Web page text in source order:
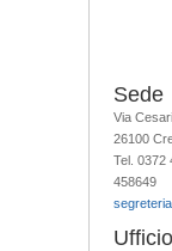
Sede
Via
26100
Tel. 0372
458649